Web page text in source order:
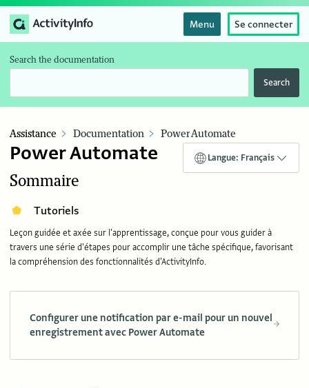
Menu Se connecter
Search the documentation
Search
Assistance Documentation Power Automate
Power Automate Langue: Français
Sommaire
Tutoriels
Leçon guidée et axée sur l'apprentissage, conçue pour vous guider à
travers une série d'étapes pour accomplir une tâche spécifique, favorisant
la compréhension des fonctionnalités d'ActivityInfo.
Configurer une notification par e-mail pour un nouvel
enregistrement avec Power Automate